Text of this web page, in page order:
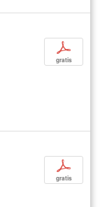
p
gratis
p
gratis